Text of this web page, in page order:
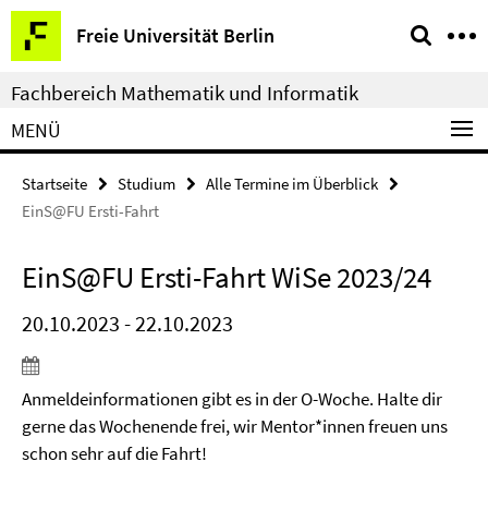
Springe
direkt
zu
Inhalt
Freie Universität Berlin
Service-
Navigation
Fachbereich Mathematik und Informatik
MENÜ
Startseite Studium
Alle Termine im Überblick
EinS@FU Ersti-Fahrt
EinS@FU Ersti-Fahrt WiSe 2023/24
20.10.2023 - 22.10.2023
Anmeldeinformationen gibt es in der O-Woche. Halte dir
gerne das Wochenende frei, wir Mentor*innen freuen uns
schon sehr auf die Fahrt!